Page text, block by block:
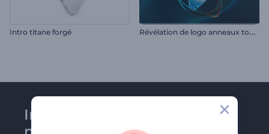
Intro titane forgé R
évélation de logo anneaux tournoyants
Inscrivez-vous à la